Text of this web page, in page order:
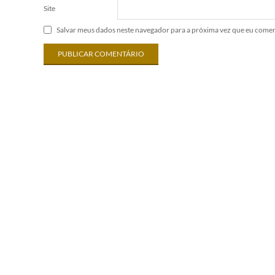
Site
Salvar meus dados neste navegador para a próxima vez que eu